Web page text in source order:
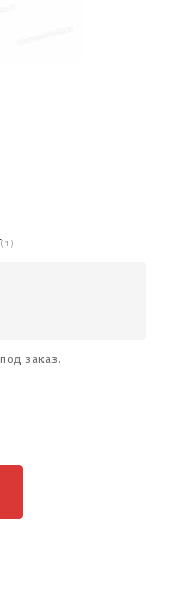
( 1 )
заказ.